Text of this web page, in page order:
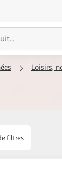
Loisirs,
filtres